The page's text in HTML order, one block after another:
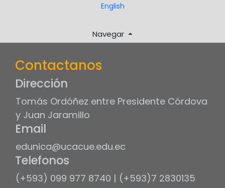
English
Navegar
Contactanos
Dirección
Tomás Ordóñez entre Presidente Córdova
y Juan Jaramillo
Email
edunica@ucacue.edu.ec
Telefonos
(+593) 099 977 8740 | (+593)7 2830135